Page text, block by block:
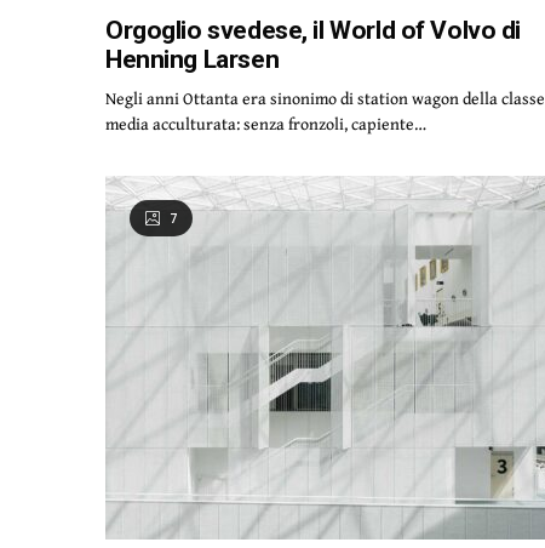
Orgoglio svedese, il World of Volvo di
Henning Larsen
Negli anni Ottanta era sinonimo di station wagon della classe
media acculturata: senza fronzoli, capiente…
7